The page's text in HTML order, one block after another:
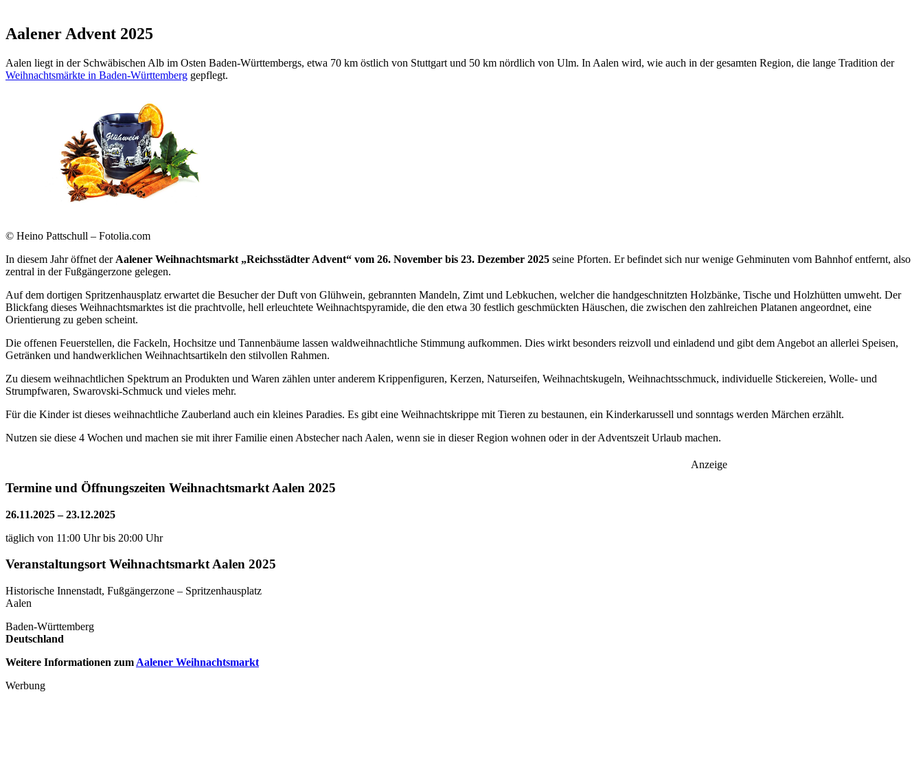
Aalener Advent 2025
Aalen liegt in der Schwäbischen Alb im Osten Baden-Württembergs, etwa 70 km östlich von Stuttgart und 50 km nördlich von Ulm. In Aalen wird, wie auch in der gesamten Region, die lange Tradition der
Weihnachtsmärkte in Baden-Württemberg gepflegt.
© Heino Pattschull – Fotolia.com
In diesem Jahr öffnet der Aalener Weihnachtsmarkt „Reichsstädter Advent“ vom 26. November bis 23. Dezember 2025 seine Pforten. Er befindet sich nur wenige Gehminuten vom Bahnhof entfernt, also
zentral in der Fußgängerzone gelegen.
Auf dem dortigen Spritzenhausplatz erwartet die Besucher der Duft von Glühwein, gebrannten Mandeln, Zimt und Lebkuchen, welcher die handgeschnitzten Holzbänke, Tische und Holzhütten umweht. Der
Blickfang dieses Weihnachtsmarktes ist die prachtvolle, hell erleuchtete Weihnachtspyramide, die den etwa 30 festlich geschmückten Häuschen, die zwischen den zahlreichen Platanen angeordnet, eine
Orientierung zu geben scheint.
Die offenen Feuerstellen, die Fackeln, Hochsitze und Tannenbäume lassen waldweihnachtliche Stimmung aufkommen. Dies wirkt besonders reizvoll und einladend und gibt dem Angebot an allerlei Speisen,
Getränken und handwerklichen Weihnachtsartikeln den stilvollen Rahmen.
Zu diesem weihnachtlichen Spektrum an Produkten und Waren zählen unter anderem Krippenfiguren, Kerzen, Naturseifen, Weihnachtskugeln, Weihnachtsschmuck, individuelle Stickereien, Wolle- und
Strumpfwaren, Swarovski-Schmuck und vieles mehr.
Für die Kinder ist dieses weihnachtliche Zauberland auch ein kleines Paradies. Es gibt eine Weihnachtskrippe mit Tieren zu bestaunen, ein Kinderkarussell und sonntags werden Märchen erzählt.
Nutzen sie diese 4 Wochen und machen sie mit ihrer Familie einen Abstecher nach Aalen, wenn sie in dieser Region wohnen oder in der Adventszeit Urlaub machen.
Anzeige
Termine und Öffnungszeiten Weihnachtsmarkt Aalen 2025
26.11.2025 – 23.12.2025
täglich von 11:00 Uhr bis 20:00 Uhr
Veranstaltungsort Weihnachtsmarkt Aalen 2025
Historische Innenstadt, Fußgängerzone – Spritzenhausplatz
Aalen
Baden-Württemberg
Deutschland
Weitere Informationen zum Aalener Weihnachtsmarkt
Werbung